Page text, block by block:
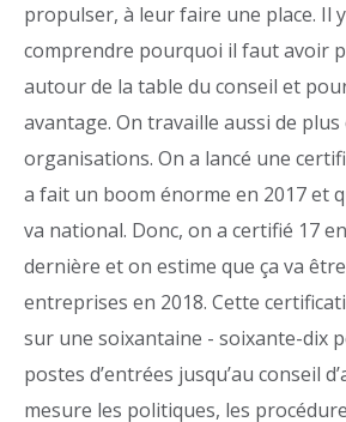
propulser, à leur faire une place. Il
comprendre pourquoi il faut avoir
autour de la table du conseil et
avantage. On travaille aussi de plus
organisations. On a lancé une
a fait un boom énorme en 2017 et
va national. Donc, on a certifié 17
dernière et on estime que ça va
entreprises en 2018. Cette
sur une soixantaine - soixante-dix
postes d’entrées jusqu’au conseil
mesure les politiques, les